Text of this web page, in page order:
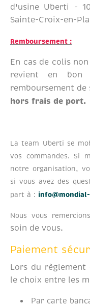
d'usine Uberti -
Sainte-Croix-en-
Remboursement :
En cas de colis
revient en bon
remboursement de
hors frais de port.
La team Uberti se
vos commandes. Si
notre organisation,
si vous avez des
part à :
Nous vous
soin de vous.
Paiement
Lors du règlement
le choix entre les
Par carte